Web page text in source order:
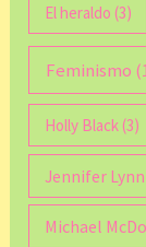
El heraldo (3)
Feminismo
Holly Black(3)
Jennifer
Michael